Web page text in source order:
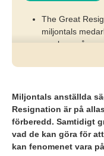
The Great
miljontals
nya krav på
När
Företag
tydligt
datadrivna
kompetens.
Miljontals anställda
Resignation är på
förberedd. Samtidigt
vad de kan göra för
kan fenomenet vara